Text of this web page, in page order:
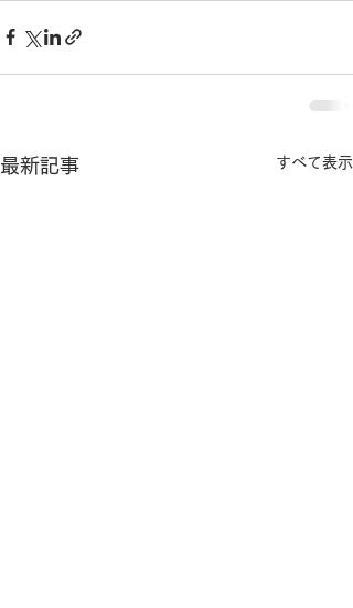
最新記事 すべて表示